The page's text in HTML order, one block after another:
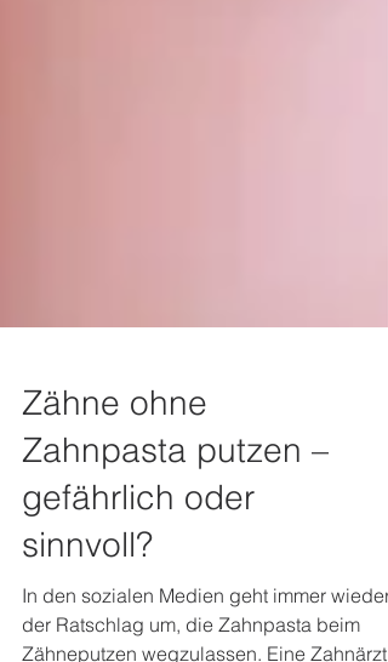
Zähne ohne
Zahnpasta putzen –
gefährlich oder
sinnvoll?